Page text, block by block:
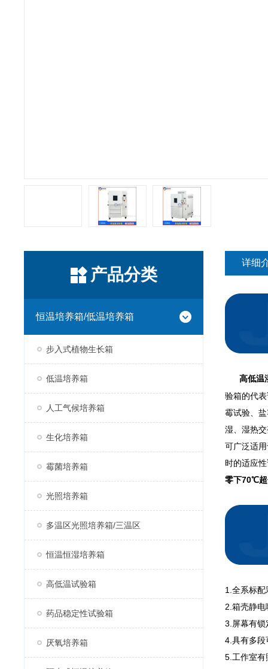
产品分类
恒温培养箱/低温培养箱
步入式植物生长箱
低温培养箱
人工气候培养箱
生化培养箱
霉菌培养箱
光照培养箱
多温区光照培养箱/三温区
恒温恒湿培养箱
高低温试验箱
药品稳定性试验箱
厌氧培养箱
详细
高低温
验箱的代
霉试验、
湿、湿热
可广泛适
时的适应
零下70℃超
1.全系标
2.箱壳静
3.屏幕有锁
4.具有多段
5.工作室有